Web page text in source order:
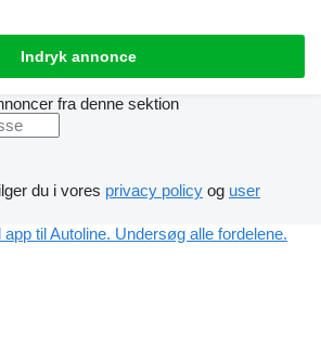
Indryk annonce
fra denne sektion
du i vores privacy policy og user
til Autoline. Undersøg alle fordelene.